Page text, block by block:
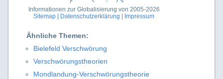
Informationen zur Globalisierung von 2005-2026
Sitemap
Datenschutzerklärung Impressum
Ähnliche Themen:
Bielefeld Verschwörung
Verschwörungstheorien
Mondlandung-Verschwörungstheorie